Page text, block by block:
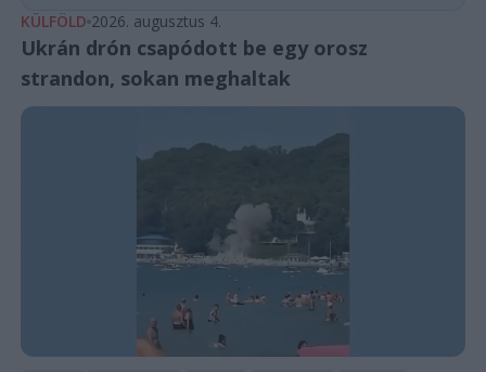
KÜLFÖLD 2026. augusztus 4.
Ukrán drón csapódott be egy orosz
strandon, sokan meghaltak